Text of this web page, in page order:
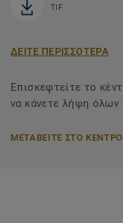
TIF
ΔΕΙΤΕ ΠΕΡΙΣΣΟΤΕΡΑ
Επισκεφτείτε το
να κάνετε λήψη
ΜΕΤΑΒΕΙΤΕ ΣΤΟ